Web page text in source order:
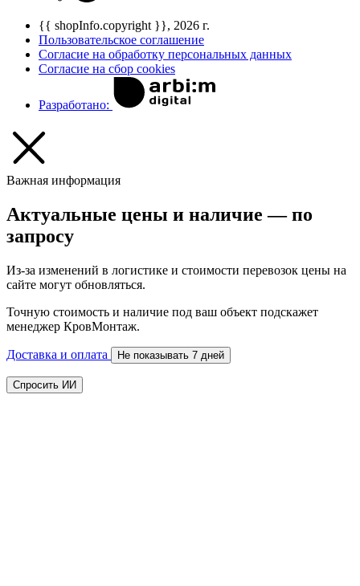
{{ shopInfo.copyright }}, 2026 г.
Пользовательское соглашение
Согласие на обработку персональных данных
Согласие на сбор cookies
Разработано:
Важная информация
Актуальные цены и наличие — по
запросу
Из-за изменений в логистике и стоимости перевозок цены на
сайте могут обновляться.
Точную стоимость и наличие под ваш объект подскажет
менеджер КровМонтаж.
Доставка и оплата Не показывать 7 дней
Спросить ИИ